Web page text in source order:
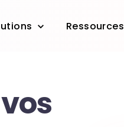
Ressources